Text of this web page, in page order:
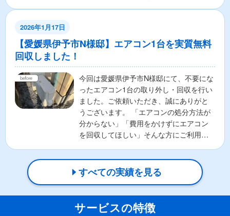
2026年1月17日
【愛媛県伊予市N様邸】エアコン1台を実質無料
回収しました！
今回は愛媛県伊予市N様邸にて、不要にな
ったエアコン1台の取り外し・回収を行い
ました。ご依頼いただき、誠にありがと
うございます。 「エアコンの処分方法が
分からない」「費用をかけずにエアコン
を回収してほしい」そんな方にご利用い
すべての実績を見る
サービスの特徴